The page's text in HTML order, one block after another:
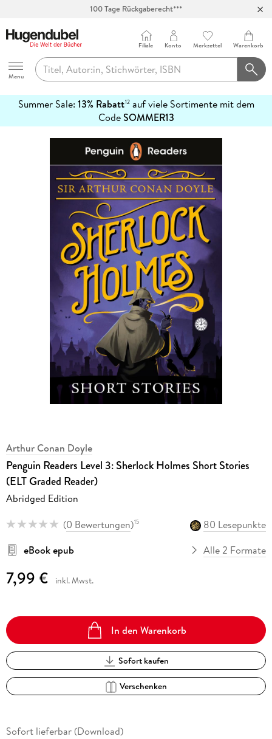
100 Tage Rückgaberecht***
Hugendubel
Menu
Filiale Konto Merkzettel Warenkorb
Summer Sale: 13% Rabatt12auf viele Sortimente mit dem
CodeSOMMER13
erfahren
Arthur Conan Doyle
Penguin Readers Level 3: Sherlock Holmes Short Stories
(ELT Graded Reader)
Abridged Edition
(0 Bewertungen)15
80 Lesepunkte
eBook epub
Alle 2 Formate
7,99 € inkl. Mwst.
In den Warenkorb
Sofort kaufen
Verschenken
Sofort lieferbar (Download)